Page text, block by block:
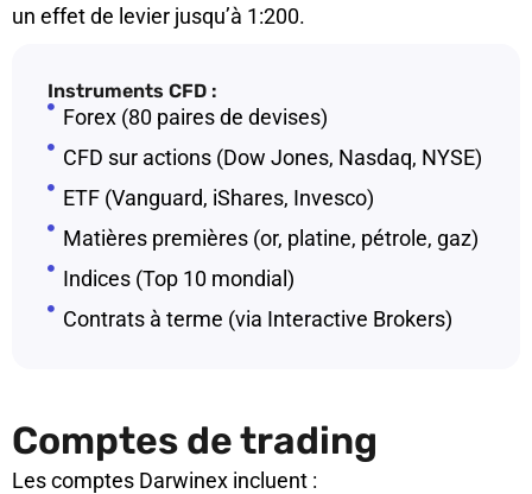
un effet de levier jusqu’à 1:200.
Instruments CFD :
Forex (80 paires de devises)
CFD sur actions (Dow Jones, Nasdaq, NYSE)
ETF (Vanguard, iShares, Invesco)
Matières premières (or, platine, pétrole, gaz)
Indices (Top 10 mondial)
Contrats à terme (via Interactive Brokers)
Comptes de trading
Les comptes Darwinex incluent :